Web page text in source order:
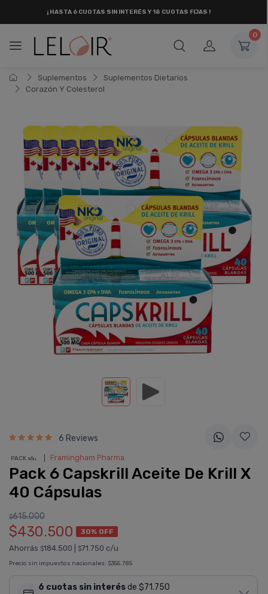
¡ HASTA 6 CUOTAS SIN INTERÉS Y 18 CUOTAS FIJAS !
0
Suplementos
Suplementos Dietarios
Corazón Y Colesterol
6 Reviews
PACK x6u. Framingham Pharma
Pack 6 Capskrill Aceite De Krill X
40 Cápsulas
$615.000
$430.500 30% OFF
Ahorrás $184.500 $71.750 c/u
Precio sin impuestos nacionales: $355.785
6 cuotas sin interésde $71.750